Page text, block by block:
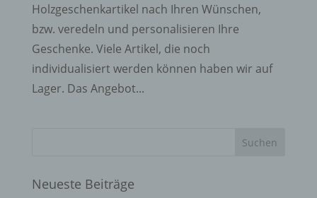
Holzgeschenkartikel nach Ihren Wünschen,
bzw. veredeln und personalisieren Ihre
Geschenke. Viele Artikel, die noch
individualisiert werden können haben wir auf
Lager. Das Angebot...
Neueste Beiträge